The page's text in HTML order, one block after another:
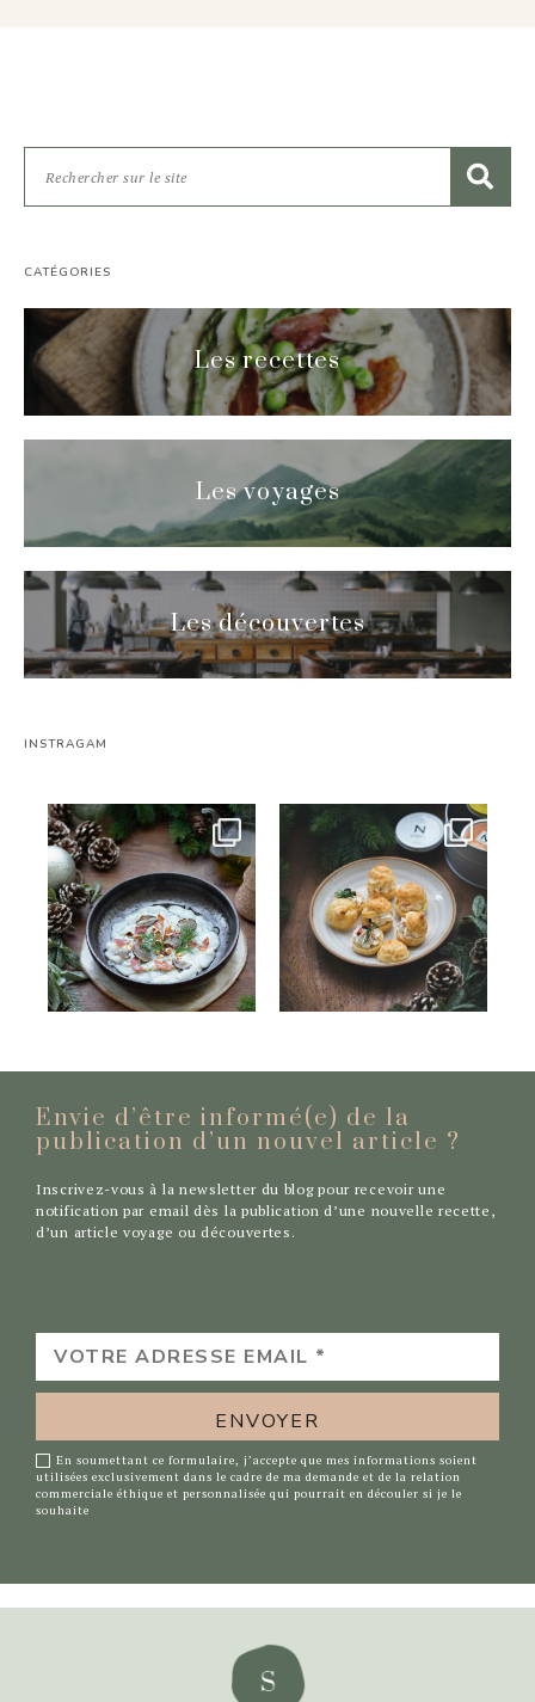
CATÉGORIES
Les recettes
Les voyages
Les découvertes
INSTRAGAM
Envie d’être informé(e) de la
publication d’un nouvel article ?
Inscrivez-vous à la newsletter du blog pour recevoir une
notification par email dès la publication d’une nouvelle recette,
d’un article voyage ou découvertes.
VOTRE
ADRESSE
EMAIL
*
En soumettant ce formulaire, j’accepte que mes informations soient
utilisées exclusivement dans le cadre de ma demande et de la relation
commerciale éthique et personnalisée qui pourrait en découler si je le
souhaite